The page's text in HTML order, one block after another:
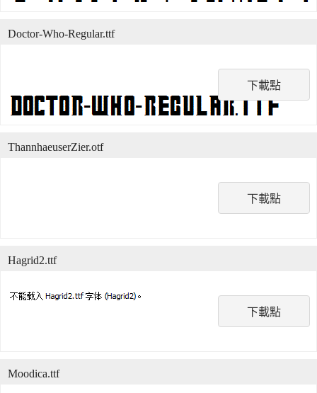
下載點
Doctor-Who-Regular.ttf
下載點
ThannhaeuserZier.otf
下載點
Hagrid2.ttf
Moodica.ttf